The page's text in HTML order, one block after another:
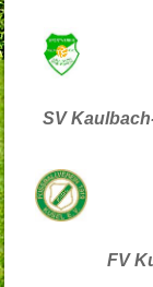
SV
FV